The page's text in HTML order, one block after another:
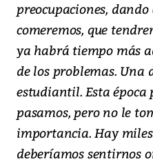
preocupaciones,
comeremos, que
ya habrá tiempo más
de los problemas. Una
estudiantil. Esta
pasamos, pero no le
importancia. Hay
deberíamos sentirnos